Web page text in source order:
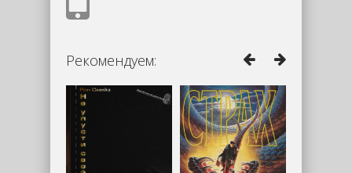
Рекомендуем: